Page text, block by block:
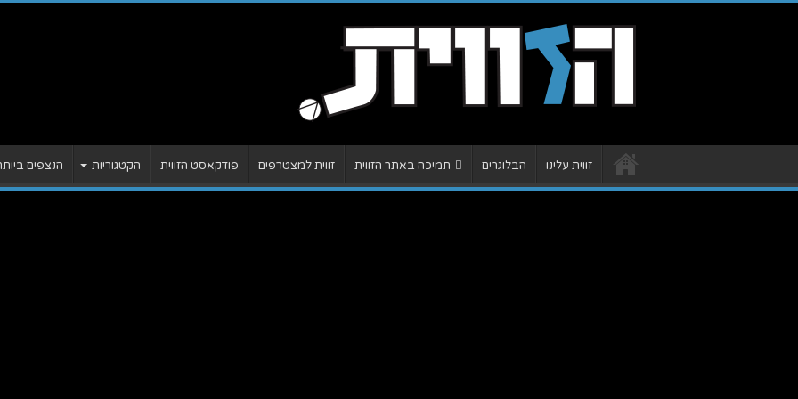
זווית עלינו הבלוגרים תמיכה באתר הזווית זווית למצטרפים פודקאסט הזווית הקטגוריות הנצפים